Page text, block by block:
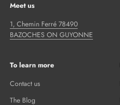
Meet us
1, Chemin Ferré 78490
BAZOCHES ON GUYONNE
To learn more
Contact us
The Blog